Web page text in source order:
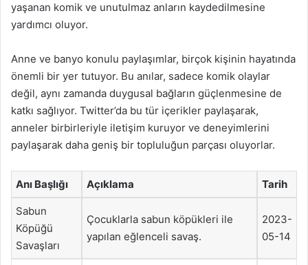
yaşanan komik ve unutulmaz anların kaydedilmesine
yardımcı oluyor.
Anne ve banyo konulu paylaşımlar, birçok kişinin hayatında
önemli bir yer tutuyor. Bu anılar, sadece komik olaylar
değil, aynı zamanda duygusal bağların güçlenmesine de
katkı sağlıyor. Twitter’da bu tür içerikler paylaşarak,
anneler birbirleriyle iletişim kuruyor ve deneyimlerini
paylaşarak daha geniş bir topluluğun parçası oluyorlar.
Anı Başlığı Açıklama Tarih
Sabun
Köpüğü
Savaşları
Çocuklarla sabun köpükleri ile
yapılan eğlenceli savaş.
2023-
05-14